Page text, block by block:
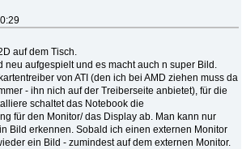
auf dem Tisch.
neu aufgespielt und es macht auch n super Bild.
von ATI (den ich bei AMD ziehen muss da
- ihn nich auf der Treiberseite anbietet), für die
schaltet das Notebook die
für den Monitor/ das Display ab. Man kann nur
Bild erkennen. Sobald ich einen externen Monitor
ein Bild - zumindest auf dem externen Monitor.